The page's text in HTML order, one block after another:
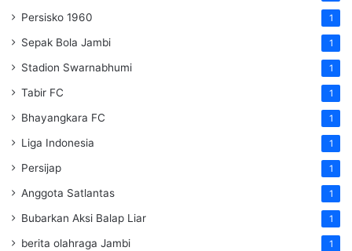
Persisko 1960 1
Sepak Bola Jambi 1
Stadion Swarnabhumi 1
Tabir FC 1
Bhayangkara FC 1
Liga Indonesia 1
Persijap 1
Anggota Satlantas 1
Bubarkan Aksi Balap Liar 1
berita olahraga Jambi 1